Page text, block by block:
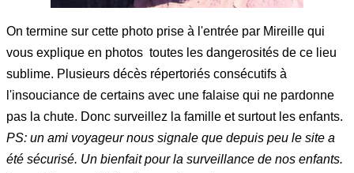
On termine sur cette photo prise à l'entrée par Mireille qui
vous explique en photos toutes les dangerosités de ce lieu
sublime. Plusieurs décès répertoriés consécutifs à
l'insouciance de certains avec une falaise qui ne pardonne
pas la chute. Donc surveillez la famille et surtout les enfants.
PS: un ami voyageur nous signale que depuis peu le site a
été sécurisé. Un bienfait pour la surveillance de nos enfants.